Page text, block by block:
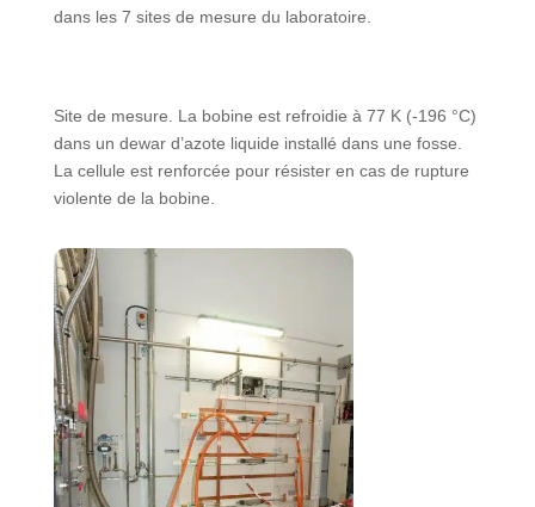
dans les 7 sites de mesure du laboratoire.
Site de mesure. La bobine est refroidie à 77 K (-196 °C)
dans un dewar d’azote liquide installé dans une fosse.
La cellule est renforcée pour résister en cas de rupture
violente de la bobine.